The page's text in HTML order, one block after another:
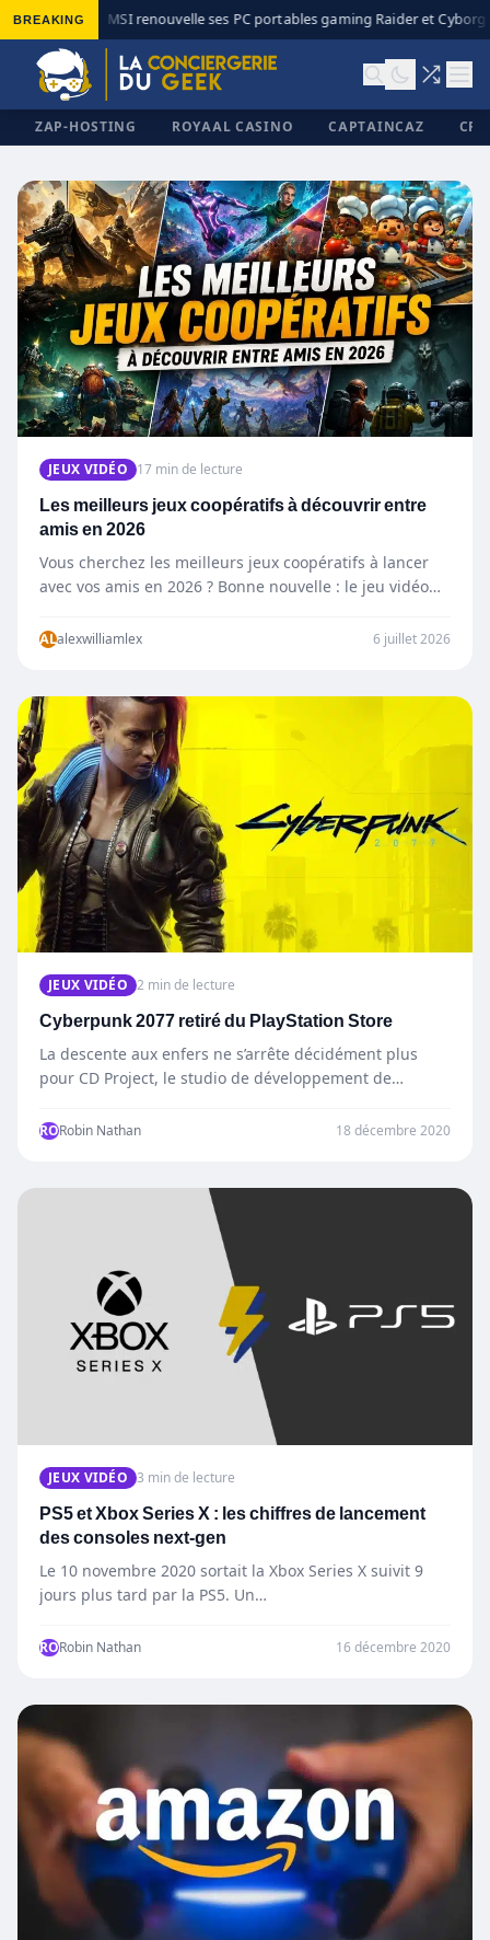
BREAKING MSI renouvelle ses PC portables gaming Raider et Cyborg
ZAP-HOSTING ROYAAL CASINO CAPTAINCAZ
✕
JEUX VIDÉO 17 min de lecture
Les meilleurs jeux coopératifs à découvrir entre
amis en 2026
Vous cherchez les meilleurs jeux coopératifs à lancer
avec vos amis en 2026 ? Bonne nouvelle : le jeu vidéo…
ALalexwilliamlex 6 juillet 2026
JEUX VIDÉO 2 min de lecture
Cyberpunk 2077 retiré du PlayStation Store
La descente aux enfers ne s’arrête décidément plus
pour CD Project, le studio de développement de
RORobin Nathan 18 décembre 2020
JEUX VIDÉO 3 min de lecture
PS5 et Xbox Series X : les chiffres de lancement
des consoles next-gen
Le 10 novembre 2020 sortait la Xbox Series X suivit 9
jours plus tard par la PS5. Un…
RORobin Nathan 16 décembre 2020